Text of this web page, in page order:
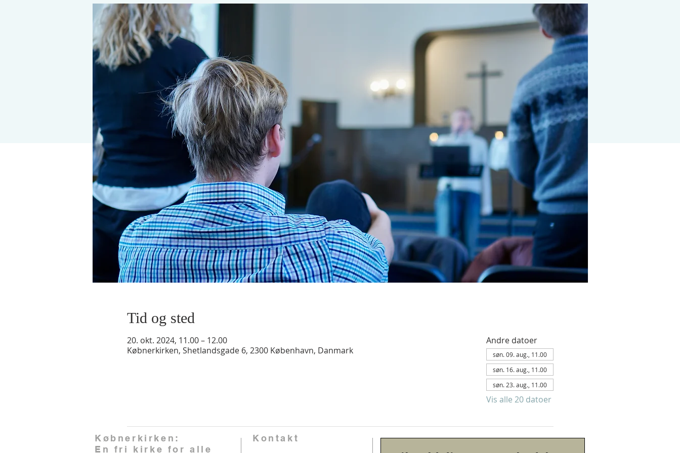
Tid og sted
20. okt. 2024, 11.00 – 12.00
Købnerkirken, Shetlandsgade 6, 2300 København, Danmark
Andre datoer
søn. 09. aug., 11.00
søn. 16. aug., 11.00
søn. 23. aug., 11.00
Vis alle 20 datoer
Købnerkirken:
En fri kirke for alle
Kontakt